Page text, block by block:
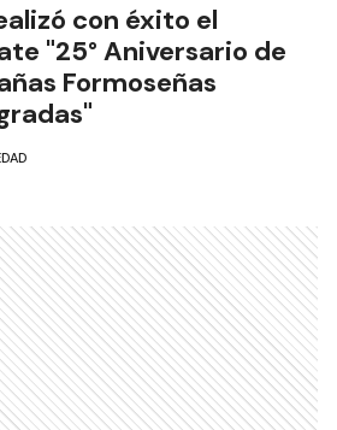
con éxito el
"25° Aniversario de
Formoseñas